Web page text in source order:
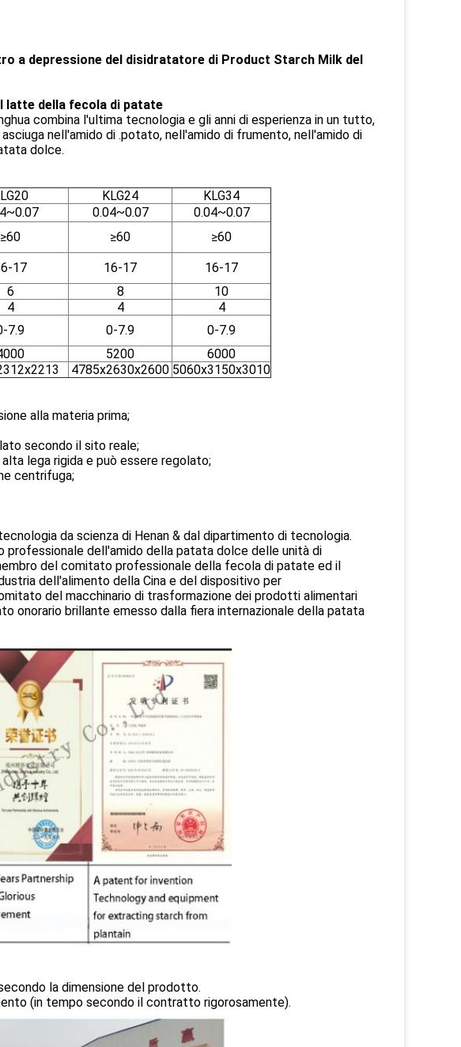
a depressione del disidratatore di Product Starch Milk del
latte della fecola di patate
combina l'ultima tecnologia e gli anni di esperienza in un tutto,
nell'amido di .potato, nell'amido di frumento, nell'amido di
dolce.
KLG24
KLG34
0.04~0.07
0.04~0.07
≥60 ≥60
≥60
17 16-17
16-17
6 8
10
4 4
4
7.9 0-7.9
0-7.9
5200
6000
4785x2630x2600 5060x3150x3010
alla materia prima;
secondo il sito reale;
lega rigida e può essere regolato;
centrifuga;
da scienza di Henan & dal dipartimento di tecnologia.
dell'amido della patata dolce delle unità di
del comitato professionale della fecola di patate ed il
dell'alimento della Cina e del dispositivo per
del macchinario di trasformazione dei prodotti alimentari
onorario brillante emesso dalla fiera internazionale della patata
la dimensione del prodotto.
(in tempo secondo il contratto rigorosamente).